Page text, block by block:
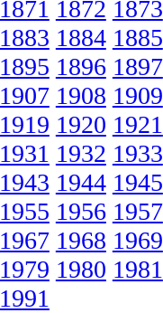
1871 1872 1873
1883 1884 1885
1895 1896 1897
1907 1908 1909
1919 1920 1921
1931 1932 1933
1943 1944 1945
1955 1956 1957
1967 1968 1969
1979 1980 1981
1991